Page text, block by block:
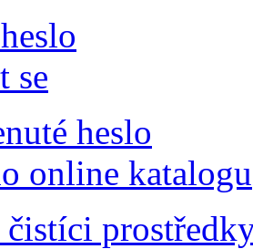
se
heslo
online katalogu